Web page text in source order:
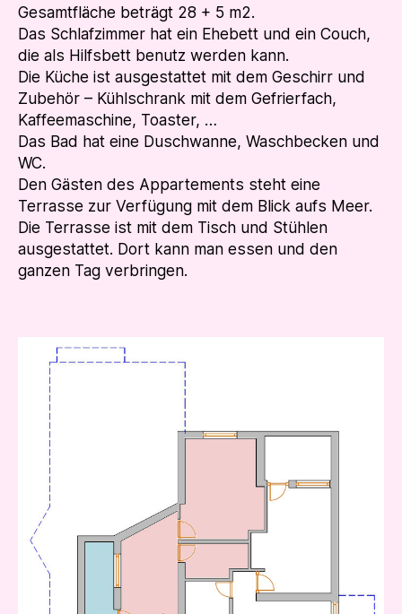
Gesamtfläche beträgt 28 + 5 m2.
Das Schlafzimmer hat ein Ehebett und ein Couch,
die als Hilfsbett benutz werden kann.
Die Küche ist ausgestattet mit dem Geschirr und
Zubehör – Kühlschrank mit dem Gefrierfach,
Kaffeemaschine, Toaster, …
Das Bad hat eine Duschwanne, Waschbecken und
WC.
Den Gästen des Appartements steht eine
Terrasse zur Verfügung mit dem Blick aufs Meer.
Die Terrasse ist mit dem Tisch und Stühlen
ausgestattet. Dort kann man essen und den
ganzen Tag verbringen.